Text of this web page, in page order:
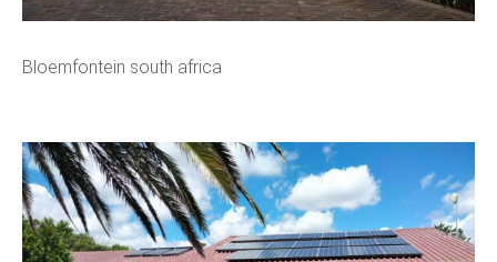
Bloemfontein south africa